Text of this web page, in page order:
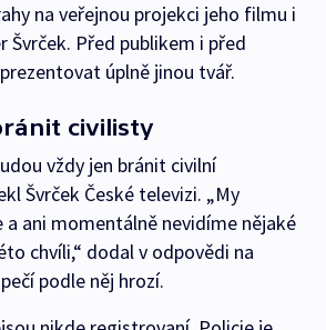
na veřejnou projekci jeho filmu i
Švrček. Před publikem i před
úplně jinou tvář.
civilisty
vždy jen bránit civilní
Švrček České televizi. „My
a ani momentálně nevidíme nějaké
chvíli,“ dodal v odpovědi na
podle něj hrozí.